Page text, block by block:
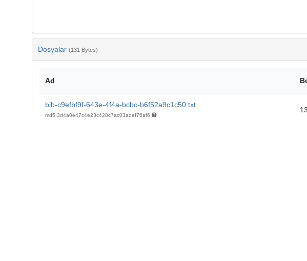
Dosyalar (131 Bytes)
Ad
bib-c9efbf9f-643e-4f4a-bcbc-b6f52a9c1c50.txt
md5:3d4a0e47c4e23c428c7ac03adef76af6